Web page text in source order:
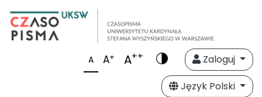
A A+ A++
Zaloguj
Język Polski